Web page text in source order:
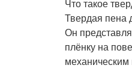
Что такое
Твердая пена
Он
плёнку на